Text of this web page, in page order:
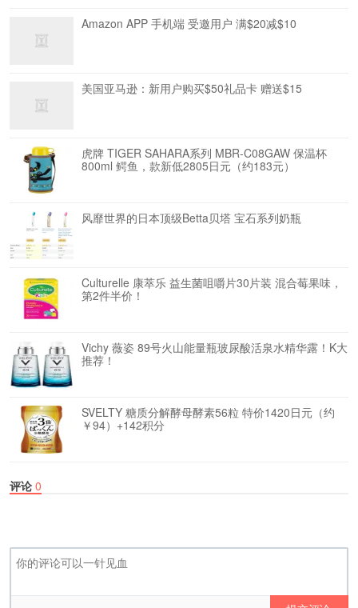
Amazon APP 手机端 受邀用户 满$20减$10
美国亚马逊：新用户购买$50礼品卡 赠送$15
虎牌 TIGER SAHARA系列 MBR-C08GAW 保温杯
800ml 鳄鱼，款新低2805日元（约183元）
风靡世界的日本顶级Betta贝塔 宝石系列奶瓶
Culturelle 康萃乐 益生菌咀嚼片30片装 混合莓果味，
第2件半价！
Vichy 薇姿 89号火山能量瓶玻尿酸活泉水精华露！K大
推荐！
SVELTY 糖质分解酵母酵素56粒 特价1420日元（约
￥94）+142积分
评论 0